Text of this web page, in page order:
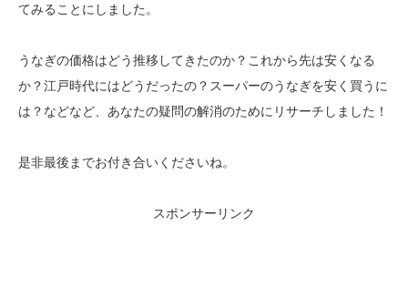
てみることにしました。
うなぎの価格はどう推移してきたのか？これから先は安くなる
か？江戸時代にはどうだったの？スーパーのうなぎを安く買うに
は？などなど、あなたの疑問の解消のためにリサーチしました！
是非最後までお付き合いくださいね。
スポンサーリンク